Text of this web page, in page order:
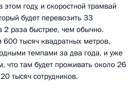
году, и скоростной трамвай
будет перевозить 33
2 раза быстрее, чем обычно.
600 тысяч квадратных метров,
темпами за два года, и уже
что там будет проживать около 26
тысяч сотрудников.